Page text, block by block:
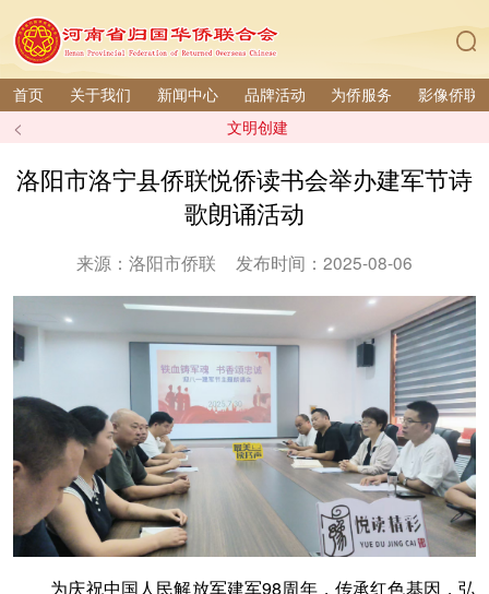
首页 关于我们 新闻中心 品牌活动 为侨服务 影像侨联
< 文明创建
洛阳市洛宁县侨联悦侨读书会举办建军节诗
歌朗诵活动
来源：洛阳市侨联 发布时间：2025-08-06
为庆祝中国人民解放军建军98周年，传承红色基因，弘